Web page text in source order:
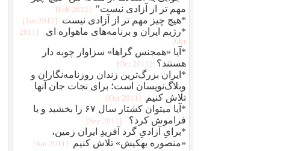
مهم تر از آزادی نیست"
[2012 Feb]
*هیچ چیز مهم تر از آزادی نیست [2012 Jan]
*رژیم ایران و برنامه‌های ماهواره ای
[2011
Oct]
*آیا «همجنس گراها» سزاوار چوبه دار
هستند؟
[2011 Oct]
*ایران بزرگ‌ترین زندان روزنامه‌نگاران و
وبلاگ‌نویسان است؛ برای نجات جان آنها
تلاش کنیم
[2011 Oct]
*آیا میتوان کشتار سال ۶۷ را بخشید و یا
فراموش کرد؟
[2011 Sep]
*برایِ آزادیِ گرد آفریدِ ایران زمین،
«منصوره بهکیش» تلاش کنیم
[2011 Jun]